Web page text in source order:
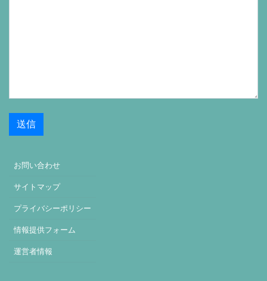
お問い合わせ
サイトマップ
プライバシーポリシー
情報提供フォーム
運営者情報